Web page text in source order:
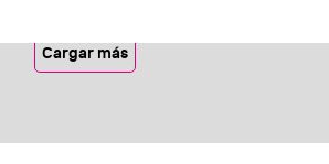
Cargar más